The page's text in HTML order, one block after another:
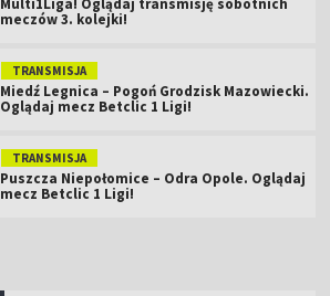
meczów 3. kolejki!
TRANSMISJA
Miedź Legnica – Pogoń Grodzisk Mazowiecki.
Oglądaj mecz Betclic 1 Ligi!
TRANSMISJA
Puszcza Niepołomice – Odra Opole. Oglądaj
mecz Betclic 1 Ligi!